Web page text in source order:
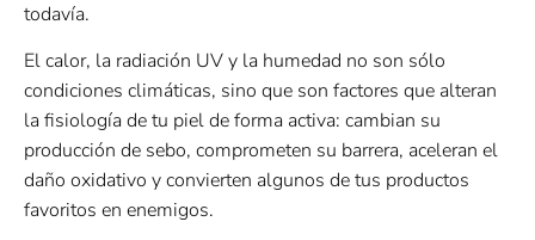
todavía.
El calor, la radiación UV y la humedad no son sólo
condiciones climáticas, sino que son factores que alteran
la fisiología de tu piel de forma activa: cambian su
producción de sebo, comprometen su barrera, aceleran el
daño oxidativo y convierten algunos de tus productos
favoritos en enemigos.